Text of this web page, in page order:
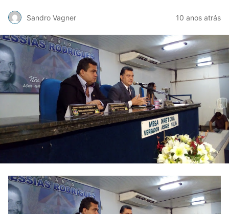
Sandro Vagner 10 anos atrás